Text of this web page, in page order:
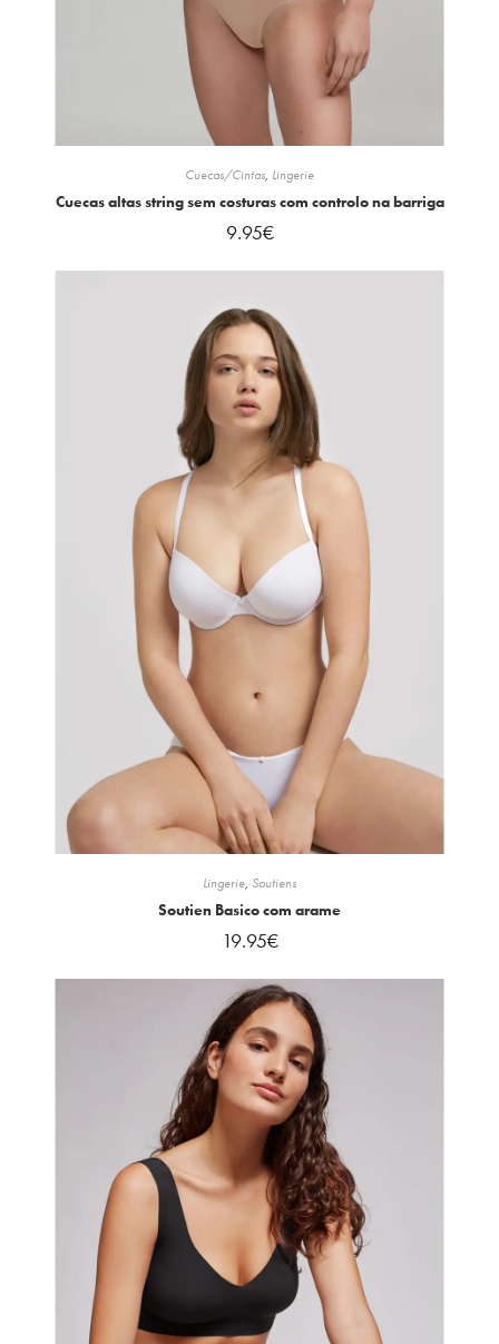
Cuecas/Cintas, Lingerie
Cuecas altas string sem costuras com controlo na barriga
9.95€
Lingerie, Soutiens
Soutien Basico com arame
19.95€